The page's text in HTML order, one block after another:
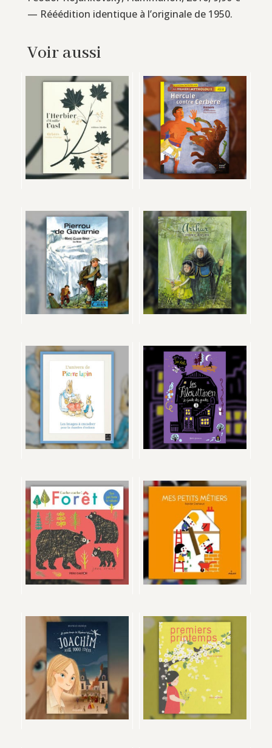
— Rééédition identique à l’originale de 1950.
Voir aussi